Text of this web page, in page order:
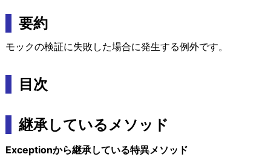
要約
モックの検証に失敗した場合に発生する例外です。
目次
継承しているメソッド
Exceptionから継承している特異メソッド